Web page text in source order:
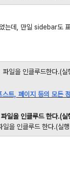
데, 만일 sidebar도
을 인클루드한다.(실
트, 페이지 등의 모든
을 인클루드 한다.(실
인클루드 한다.(실행